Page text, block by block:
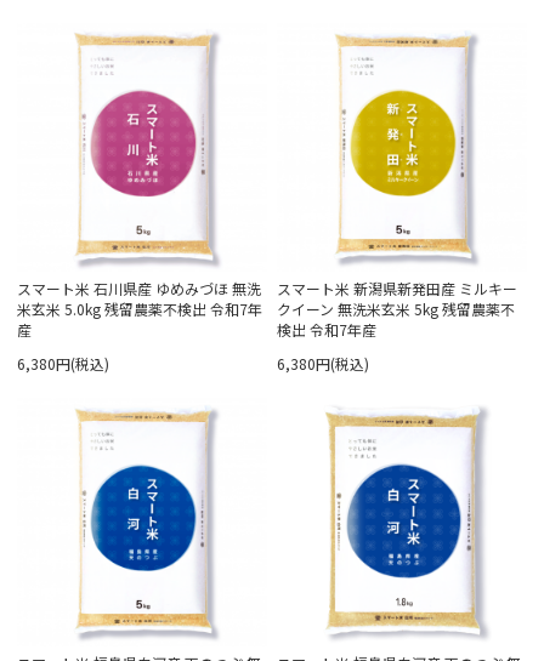
スマート米 石川県産 ゆめみづほ 無洗
米玄米 5.0kg 残留農薬不検出 令和7年
産
6,380円(税込)
スマート米 新潟県新発田産 ミルキー
クイーン 無洗米玄米 5kg 残留農薬不
検出 令和7年産
6,380円(税込)